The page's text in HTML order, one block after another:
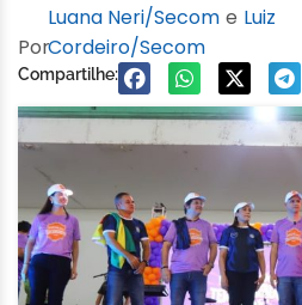
Por
Luana Neri/Secom e Luiz
Cordeiro/Secom
Compartilhe: